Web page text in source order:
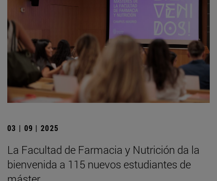
03 | 09 | 2025
La Facultad de Farmacia y Nutrición da la
bienvenida a 115 nuevos estudiantes de